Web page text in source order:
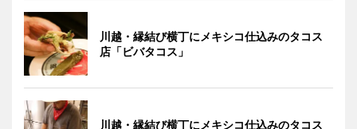
川越・縁結び横丁にメキシコ仕込みのタコス
店「ビバタコス」
川越・縁結び横丁にメキシコ仕込みのタコス